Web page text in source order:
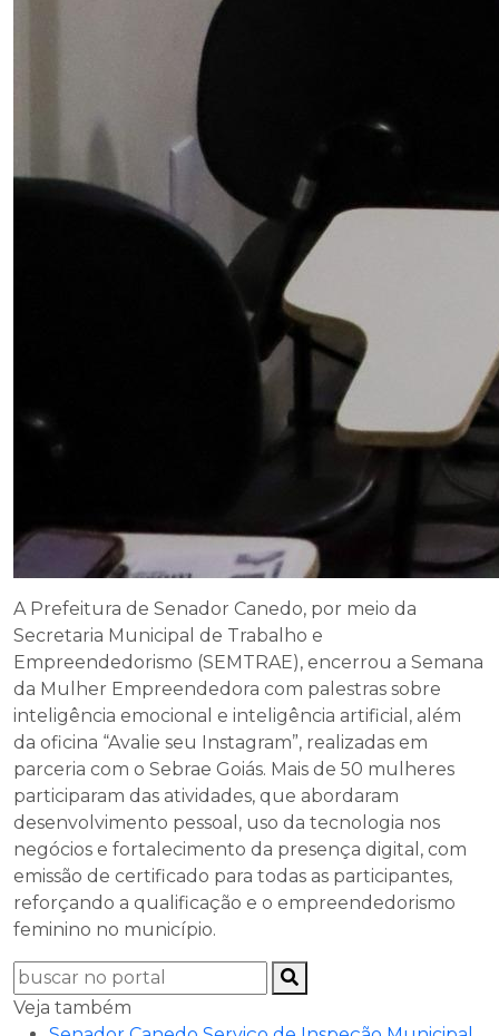
A Prefeitura de Senador Canedo, por meio da
Secretaria Municipal de Trabalho e
Empreendedorismo (SEMTRAE), encerrou a Semana
da Mulher Empreendedora com palestras sobre
inteligência emocional e inteligência artificial, além
da oficina “Avalie seu Instagram”, realizadas em
parceria com o Sebrae Goiás. Mais de 50 mulheres
participaram das atividades, que abordaram
desenvolvimento pessoal, uso da tecnologia nos
negócios e fortalecimento da presença digital, com
emissão de certificado para todas as participantes,
reforçando a qualificação e o empreendedorismo
feminino no município.
Veja também